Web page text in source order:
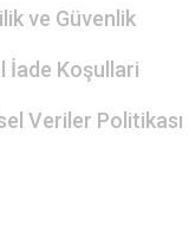
ve Güvenlik
İade Koşullari
Veriler Politikası